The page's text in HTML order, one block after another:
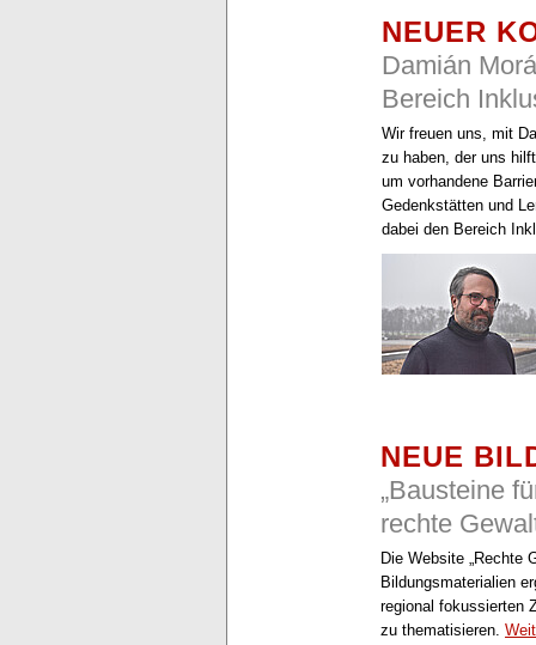
NEUER
Damián
Bereich
Wir freuen uns, mit
zu haben, der uns
um vorhandene
Gedenkstätten und
dabei den Bereich
NEUE
„Bausteine
rechte
Die Website „Rechte
Bildungsmaterialien
regional fokussierten
zu thematisieren.